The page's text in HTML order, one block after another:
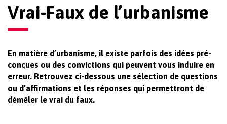
Vrai-Faux de l’urbanisme
En matière d’urbanisme, il existe parfois des idées pré-
conçues ou des convictions qui peuvent vous induire en
erreur. Retrouvez ci-dessous une sélection de questions
ou d’affirmations et les réponses qui permettront de
démêler le vrai du faux.